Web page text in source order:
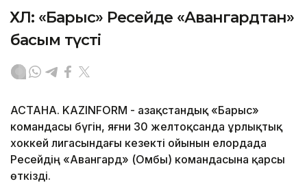
ҚХЛ: «Барыс» Ресейде «Авангардтан»
басым түсті
АСТАНА. KAZINFORM - Қазақстандық «Барыс»
командасы бүгін, яғни 30 желтоқсанда Құрлықтық
хоккей лигасындағы кезекті ойынын елордада
Ресейдің «Авангард» (Омбы) командасына қарсы
өткізді.